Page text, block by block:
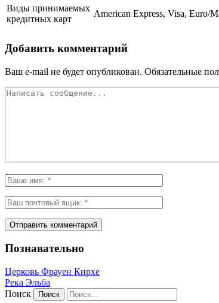
Виды принимаемых
кредитных карт
American Express, Visa, Euro/
Добавить комментарий
Ваш e-mail не будет опубликован. Обязательные
Познавательно
Церковь Фрауен Кирхе
Река Эльба
Поиск